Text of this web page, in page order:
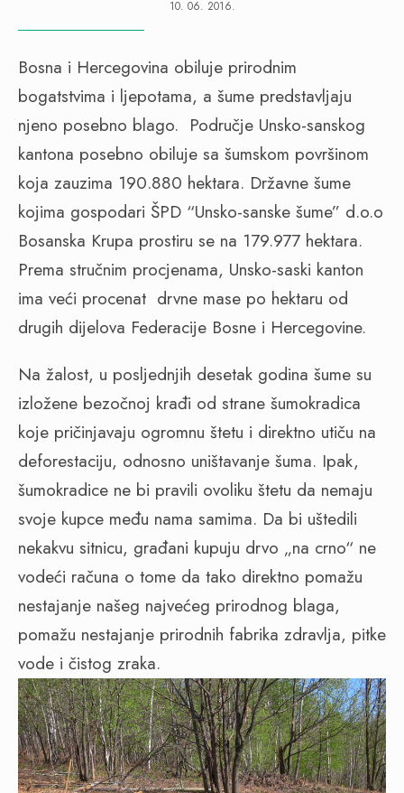
10. 06. 2016.
Bosna i Hercegovina obiluje prirodnim
bogatstvima i ljepotama, a šume predstavljaju
njeno posebno blago. Područje Unsko-sanskog
kantona posebno obiluje sa šumskom površinom
koja zauzima 190.880 hektara. Državne šume
kojima gospodari ŠPD “Unsko-sanske šume” d.o.o
Bosanska Krupa prostiru se na 179.977 hektara.
Prema stručnim procjenama, Unsko-saski kanton
ima veći procenat drvne mase po hektaru od
drugih dijelova Federacije Bosne i Hercegovine.
Na žalost, u posljednjih desetak godina šume su
izložene bezočnoj krađi od strane šumokradica
koje pričinjavaju ogromnu štetu i direktno utiču na
deforestaciju, odnosno uništavanje šuma. Ipak,
šumokradice ne bi pravili ovoliku štetu da nemaju
svoje kupce među nama samima. Da bi uštedili
nekakvu sitnicu, građani kupuju drvo „na crno“ ne
vodeći računa o tome da tako direktno pomažu
nestajanje našeg najvećeg prirodnog blaga,
pomažu nestajanje prirodnih fabrika zdravlja, pitke
vode i čistog zraka.